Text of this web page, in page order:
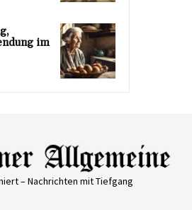
im
– Nachrichten mit Tiefgang